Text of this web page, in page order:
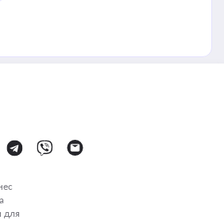
для